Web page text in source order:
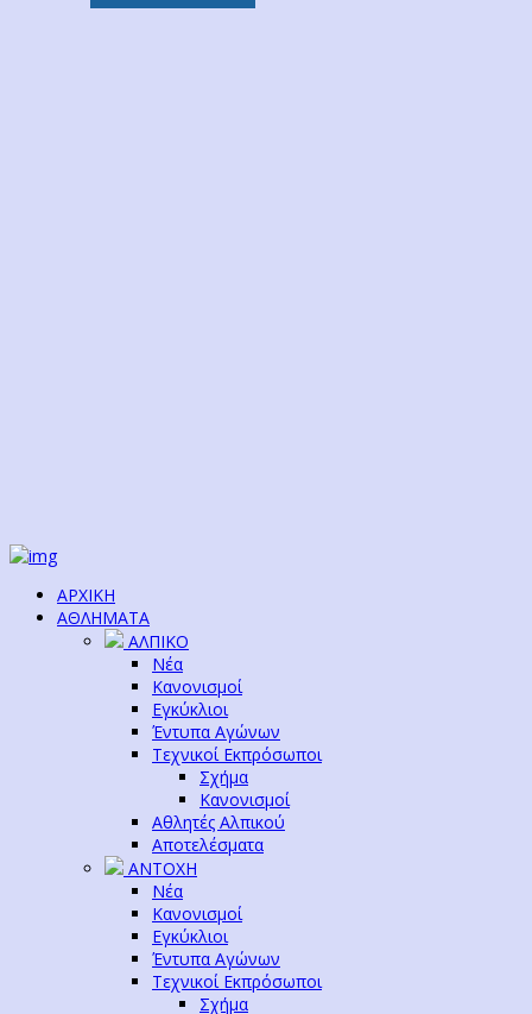
ΑΡΧΙΚΗ
ΑΘΛΗΜΑΤΑ
ΑΛΠΙΚΟ
Νέα
Κανονισμοί
Εγκύκλιοι
Έντυπα Αγώνων
Τεχνικοί Εκπρόσωποι
Σχήμα
Κανονισμοί
Αθλητές Αλπικού
Αποτελέσματα
ΑΝΤΟΧΗ
Νέα
Κανονισμοί
Εγκύκλιοι
Έντυπα Αγώνων
Τεχνικοί Εκπρόσωποι
Σχήμα